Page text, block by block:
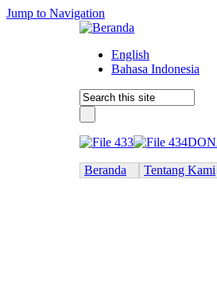
Jump to Navigation
English
Bahasa Indonesia
Beranda Tentang Kami